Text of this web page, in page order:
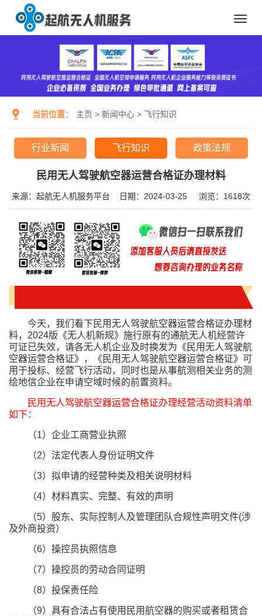
当前位置： 主页 > 新闻中心 > 飞行知识
行业新闻 飞行知识 政策法规
民用无人驾驶航空器运营合格证办理材料
来源：起航无人机服务平台 日期：2024-03-25 浏览： 1618次
今天，我们看下民用无人驾驶航空器运营合格证办理材
料，2024版《无人机新规》施行原有的通航无人机经营许
可证已失效，请各无人机企业及时换发为《民用无人驾驶航
空器运营合格证》，《 民用无人驾驶航空器运营合格证》可
用于投标、经营飞行活动，同时也是从事航测相关业务的测
绘地信企业在申请空域时候的前置资料。
民用无人驾驶航空器运营合格证办理经营活动资料清单
如下：
（1）企业工商营业执照
（2）法定代表人身份证明文件
（3）拟申请的经营种类及相关说明材料
（4）材料真实、完整、有效的声明
（5）股东、实际控制人及管理团队合规性声明文件(涉
及外商投资）
（6）操控员执照信息
（7）操控员的劳动合同证明
（8）投保责任险
（9）具有合法占有使用民用航空器的购买或者租赁合